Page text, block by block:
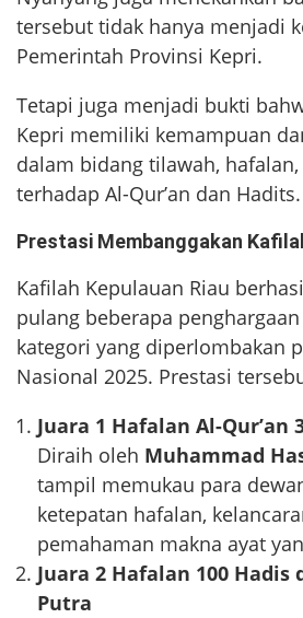
tersebut tidak hanya menjadi
Pemerintah Provinsi Kepri.
Tetapi juga menjadi bukti
Kepri memiliki kemampuan
dalam bidang tilawah,
terhadap Al-Qur’an dan Hadits.
Prestasi Membanggakan
Kafilah Kepulauan Riau
pulang beberapa
kategori yang diperlombakan
Nasional 2025. Prestasi
Juara 1 Hafalan Al-Qur’an
Diraih oleh Muhammad
tampil memukau para
ketepatan hafalan,
pemahaman makna ayat
Juara 2 Hafalan 100 Hadis
Putra